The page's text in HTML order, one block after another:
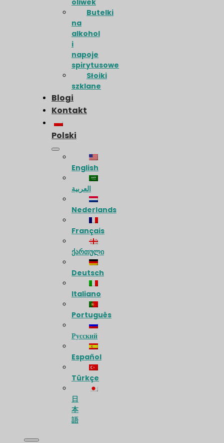
oliwek
Butelki
na
alkohol
i
napoje
spirytusowe
Słoiki
szklane
Blogi
Kontakt
Polski
English
العربية
Nederlands
Français
ქართული
Deutsch
Italiano
Português
Русский
Español
Türkçe
日
本
語